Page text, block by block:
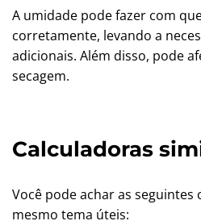
A umidade pode fazer com
corretamente, levando a
adicionais. Além disso, pode
secagem.
Calculadoras
Você pode achar as seguintes
mesmo tema úteis: